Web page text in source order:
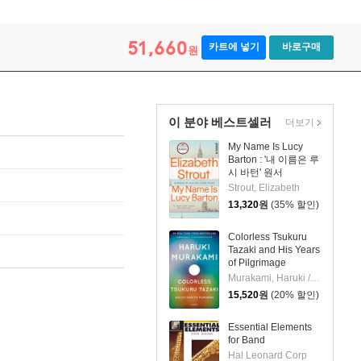
51,660원 카트에 넣기 바로구매
이 분야 베스트셀러
My Name Is Lucy
Barton : '내 이름은 루
시 바턴' 원서
Strout, Elizabeth
13,320원 (35% 할인)
Colorless Tsukuru
Tazaki and His Years
of Pilgrimage
Murakami, Haruki / Gabriel, Philip
15,520원 (20% 할인)
Essential Elements
for Band
Hal Leonard Corp
더보기